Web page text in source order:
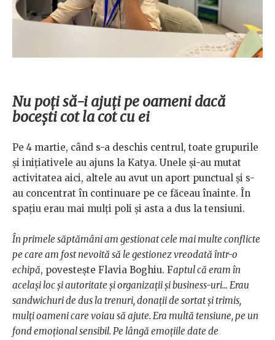
Nu poți să-i ajuți pe oameni dacă
bocești cot la cot cu ei
Pe 4 martie, când s-a deschis centrul, toate grupurile
și inițiativele au ajuns la Katya. Unele și-au mutat
activitatea aici, altele au avut un aport punctual și s-
au concentrat în continuare pe ce făceau înainte. În
spațiu erau mai mulți poli și asta a dus la tensiuni.
În primele săptămâni am gestionat cele mai multe conflicte
pe care am fost nevoită să le gestionez vreodată într-o
echipă, povestește Flavia Boghiu. Faptul că eram în
același loc și autoritate și organizații și business-uri... Erau
sandwichuri de dus la trenuri, donații de sortat și trimis,
mulți oameni care voiau să ajute. Era multă tensiune, pe un
fond emoțional sensibil. Pe lângă emoțiile date de